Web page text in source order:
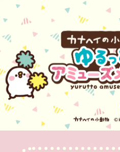
カナヘイの小